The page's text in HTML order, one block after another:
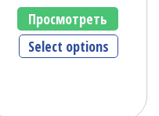
Просмотреть
Select options